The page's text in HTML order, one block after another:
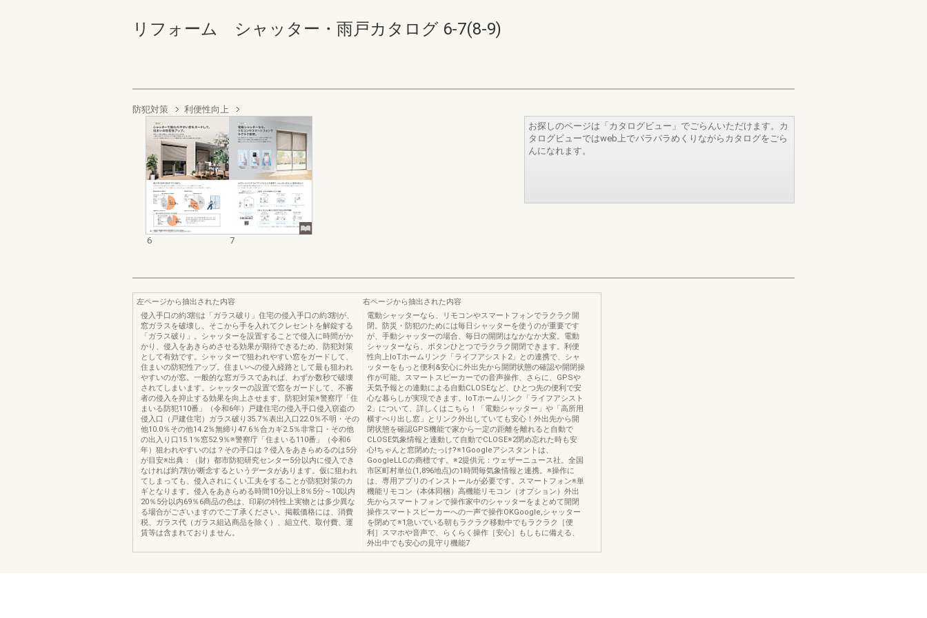
リフォーム シャッター・雨戸カタログ 6-7(8-9)
防犯対策 利便性向上
6 7
お探しのページは「カタログビュー」でごらんいただけます。カ
タログビューではweb上でパラパラめくりながらカタログをごら
んになれます。
左ページから抽出された内容
侵入手口の約3割は「ガラス破り」住宅の侵入手口の約3割が、
窓ガラスを破壊し、そこから手を入れてクレセントを解錠する
「ガラス破り」。シャッターを設置することで侵入に時間がか
かり、侵入をあきらめさせる効果が期待できるため、防犯対策
として有効です。シャッターで狙われやすい窓をガードして、
住まいの防犯性アップ。住まいへの侵入経路として最も狙われ
やすいのが窓。一般的な窓ガラスであれば、わずか数秒で破壊
されてしまいます。シャッターの設置で窓をガードして、不審
者の侵入を抑止する効果を向上させます。防犯対策※警察庁「住
まいる防犯110番」（令和6年）戸建住宅の侵入手口侵入窃盗の
侵入口（戸建住宅）ガラス破り35.7％表出入口22.0％不明・その
他10.0％その他14.2％無締り47.6％合カギ2.5％非常口・その他
の出入り口15.1％窓52.9％※警察庁「住まいる110番」（令和6
年）狙われやすいのは？その手口は？侵入をあきらめるのは5分
が目安※出典：（財）都市防犯研究センター5分以内に侵入でき
なければ約7割が断念するというデータがあります。仮に狙われ
てしまっても、侵入されにくい工夫をすることが防犯対策のカ
ギとなります。侵入をあきらめる時間10分以上8％5分～10以内
20％5分以内69％6商品の色は、印刷の特性上実物とは多少異な
る場合がございますのでご了承ください。掲載価格には、消費
税、ガラス代（ガラス組込商品を除く）、組立代、取付費、運
賃等は含まれておりません。
右ページから抽出された内容
電動シャッターなら、リモコンやスマートフォンでラクラク開
閉。防災・防犯のためには毎日シャッターを使うのが重要です
が、手動シャッターの場合、毎日の開閉はなかなか大変。電動
シャッターなら、ボタンひとつでラクラク開閉できます。利便
性向上IoTホームリンク「ライフアシスト2」との連携で、シャ
ッターをもっと便利&安心に外出先から開閉状態の確認や開閉操
作が可能。スマートスピーカーでの音声操作、さらに、GPSや
天気予報との連動による自動CLOSEなど、ひとつ先の便利で安
心な暮らしが実現できます。IoTホームリンク「ライフアシスト
2」について、詳しくはこちら！「電動シャッター」や「高所用
横すべり出し窓」とリンク外出していても安心！外出先から開
閉状態を確認GPS機能で家から一定の距離を離れると自動で
CLOSE気象情報と連動して自動でCLOSE※2閉め忘れた時も安
心!ちゃんと窓閉めたっけ?※1Googleアシスタントは、
GoogleLLCの商標です。※2提供元：ウェザーニュース社。全国
市区町村単位(1,896地点)の1時間毎気象情報と連携。※操作に
は、専用アプリのインストールが必要です。スマートフォン※単
機能リモコン（本体同梱）高機能リモコン（オプション）外出
先からスマートフォンで操作家中のシャッターをまとめて開閉
操作スマートスピーカーへの一声で操作OKGoogle,シャッター
を閉めて※1急いでいる朝もラクラク移動中でもラクラク［便
利］スマホや音声で、らくらく操作［安心］もしもに備える、
外出中でも安心の見守り機能7